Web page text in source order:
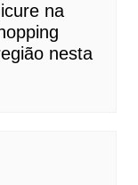
na
nesta